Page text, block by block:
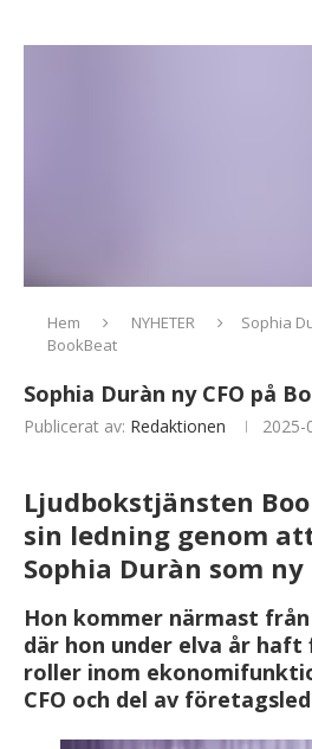
Hem NYHETER
Sophia
BookBeat
Sophia Duràn ny CFO på
Publicerat av: Redaktionen 2025-
Ljudbokstjänsten
sin ledning genom
Sophia Duràn som ny
Hon kommer närmast från
där hon under elva år haft
roller inom
CFO och del av